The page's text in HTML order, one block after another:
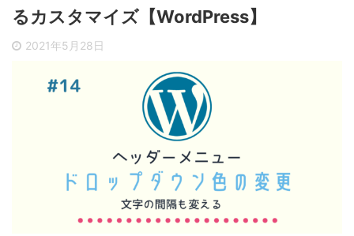
るカスタマイズ【WordPress】
2021年5月28日